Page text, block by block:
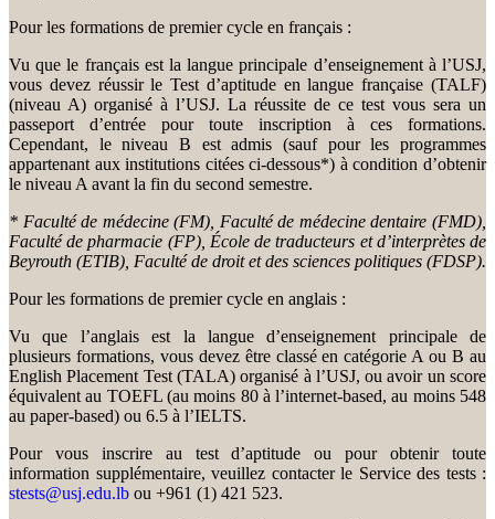
Pour les formations de premier cycle en français :
Vu que le français est la langue principale d’enseignement à l’USJ,
vous devez réussir le Test d’aptitude en langue française (TALF)
(niveau A) organisé à l’USJ. La réussite de ce test vous sera un
passeport d’entrée pour toute inscription à ces formations.
Cependant, le niveau B est admis (sauf pour les programmes
appartenant aux institutions citées ci-dessous*) à condition d’obtenir
le niveau A avant la fin du second semestre.
* Faculté de médecine (FM), Faculté de médecine dentaire (FMD),
Faculté de pharmacie (FP), École de traducteurs et d’interprètes de
Beyrouth (ETIB), Faculté de droit et des sciences politiques (FDSP).
Pour les formations de premier cycle en anglais :
Vu que l’anglais est la langue d’enseignement principale de
plusieurs formations, vous devez être classé en catégorie A ou B au
English Placement Test (TALA) organisé à l’USJ, ou avoir un score
équivalent au TOEFL (au moins 80 à l’internet-based, au moins 548
au paper-based) ou 6.5 à l’IELTS.
Pour vous inscrire au test d’aptitude ou pour obtenir toute
information supplémentaire, veuillez contacter le Service des tests :
stests@usj.edu.lb ou +961 (1) 421 523.